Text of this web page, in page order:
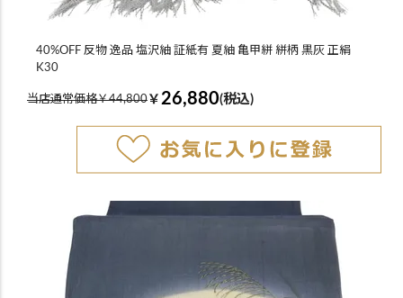
40%OFF 反物 逸品 塩沢紬 証紙有 夏紬 亀甲絣 絣柄 黒灰 正絹
K30
当店通常価格￥44,800￥ 26,880(税込)